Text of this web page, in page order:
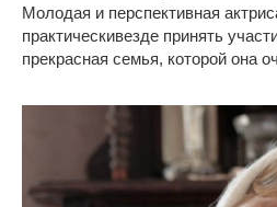
Молодая и перспективная
практическивезде принять
прекрасная семья, которой она